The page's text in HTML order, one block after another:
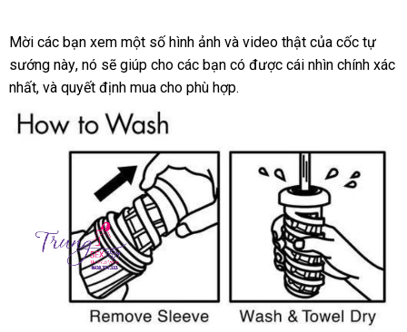
hoa
giao
hàng
với
Tenga
Tech
Mời sản
xuất
các bạn xem một số hình ảnh mới
nhất
và video thật quà
tặng
của cốc tự
sướng nàykho
hàng
, nó giảm
giá
sẽ giúp cho xách
tay
các bạn có hàng
được cái nhìn chính xác
nhấtnhập
, đấu
và quyết định mua cho phù hợp.